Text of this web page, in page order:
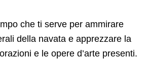
che ti serve per ammirare
della navata e apprezzare la
e le opere d’arte presenti.